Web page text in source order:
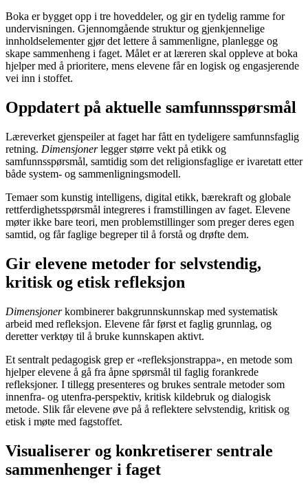
Boka er bygget opp i tre hoveddeler, og gir en tydelig ramme for
undervisningen. Gjennomgående struktur og gjenkjennelige
innholdselementer gjør det lettere å sammenligne, planlegge og
skape sammenheng i faget. Målet er at læreren skal oppleve at boka
hjelper med å prioritere, mens elevene får en logisk og engasjerende
vei inn i stoffet.
Oppdatert på aktuelle samfunnsspørsmål
Læreverket gjenspeiler at faget har fått en tydeligere samfunnsfaglig
retning. Dimensjonerlegger større vekt på etikk og
samfunnsspørsmål, samtidig som det religionsfaglige er ivaretatt etter
både system- og sammenligningsmodell.
Temaer som kunstig intelligens, digital etikk, bærekraft og globale
rettferdighetsspørsmål integreres i framstillingen av faget. Elevene
møter ikke bare teori, men problemstillinger som preger deres egen
samtid, og får faglige begreper til å forstå og drøfte dem.
Gir elevene metoder for selvstendig,
kritisk og etisk refleksjon
Dimensjonerkombinerer bakgrunnskunnskap med systematisk
arbeid med refleksjon. Elevene får først et faglig grunnlag, og
deretter verktøy til å bruke kunnskapen aktivt.
Et sentralt pedagogisk grep er «refleksjonstrappa», en metode som
hjelper elevene å gå fra åpne spørsmål til faglig forankrede
refleksjoner. I tillegg presenteres og brukes sentrale metoder som
innenfra- og utenfra-perspektiv, kritisk kildebruk og dialogisk
metode. Slik får elevene øve på å reflektere selvstendig, kritisk og
etisk i møte med fagstoffet.
Visualiserer og konkretiserer sentrale
sammenhenger i faget